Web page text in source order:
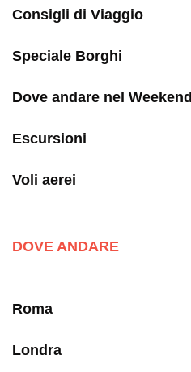
Consigli di Viaggio
Speciale Borghi
Dove andare nel Weekend
Escursioni
Voli aerei
DOVE ANDARE
Roma
Londra